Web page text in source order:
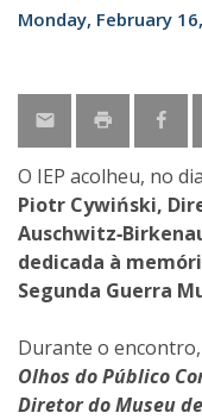
Monday, February
O IEP acolheu, no
Piotr Cywiński,
dedicada à
Segunda Guerra
Durante o
Olhos do Público
Diretor do Museu